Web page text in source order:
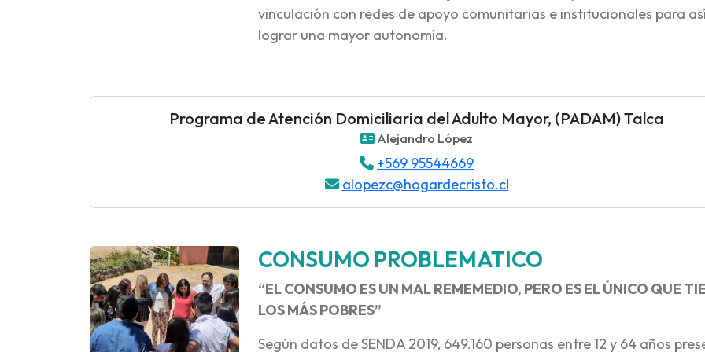
vinculación con redes de apoyo comunitarias e institucionales para
lograr una mayor autonomía.
Programa de Atención Domiciliaria del Adulto Mayor, (PADAM) Talca
Alejandro López
+569 95544669
alopezc@hogardecristo.cl
CONSUMO PROBLEMATICO
“EL CONSUMO ES UN MAL REMEMEDIO, PERO ES EL ÚNICO QUE
LOS MÁS POBRES”
Según datos de SENDA 2019, 649.160 personas entre 12 y 64 años